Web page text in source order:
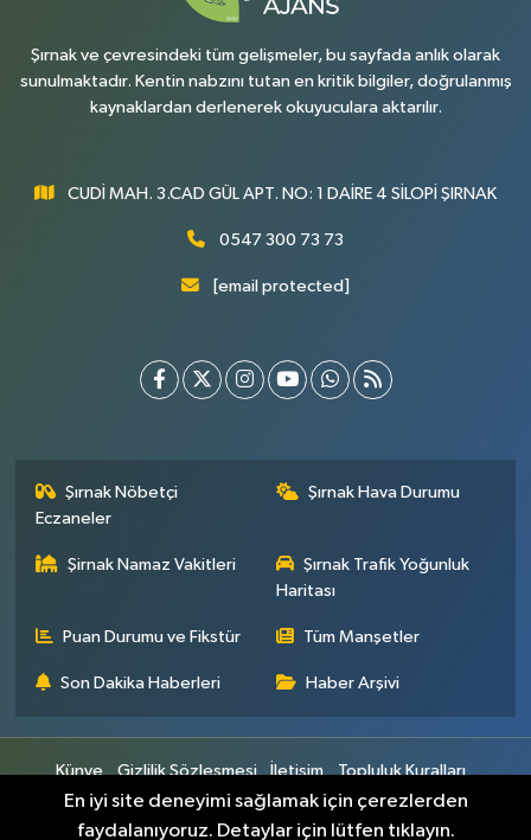
Şırnak ve çevresindeki tüm gelişmeler, bu sayfada anlık olarak
sunulmaktadır. Kentin nabzını tutan en kritik bilgiler, doğrulanmış
kaynaklardan derlenerek okuyuculara aktarılır.
CUDİ MAH. 3.CAD GÜL APT. NO: 1 DAİRE 4 SİLOPİ ŞIRNAK
0547 300 73 73
[email protected]
Şırnak Nöbetçi
Eczaneler
Şırnak Hava Durumu
Şirnak Namaz Vakitleri
Şırnak Trafik Yoğunluk
Haritası
Puan Durumu ve Fikstür Tüm Manşetler
Son Dakika Haberleri Haber Arşivi
Künye Gizlilik Sözleşmesi İletişim
Topluluk Kuralları
Yayın İlkeleri
En iyi site deneyimi sağlamak için çerezlerden
faydalanıyoruz. Detaylar için lütfen tıklayın.